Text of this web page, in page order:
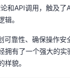
和API调用，触及
。
可靠性、确保操作安
拥有了一个强大的实
样貌。